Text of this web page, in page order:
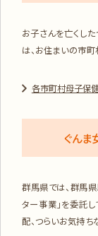
お子さんを亡くし
は、お住まいの市
各市町村母子保
ぐんま
群馬県では、群馬
ター事業」を委託
配、つらいお気持ち